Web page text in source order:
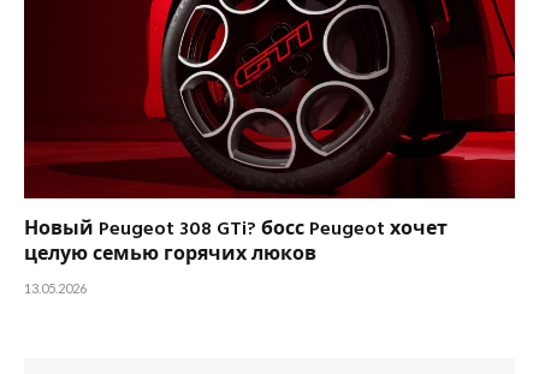
Новый Peugeot 308 GTi? босс Peugeot хочет
целую семью горячих люков
13.05.2026